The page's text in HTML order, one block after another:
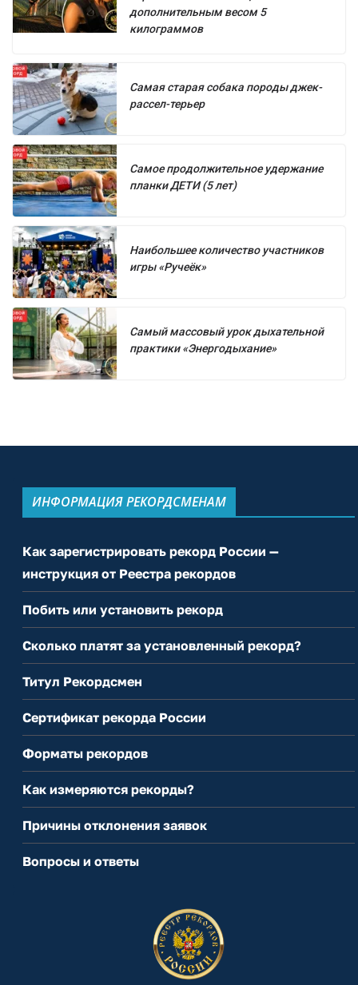
дополнительным весом 5
килограммов
Самая старая собака породы джек-
рассел-терьер
Самое продолжительное удержание
планки ДЕТИ (5 лет)
Наибольшее количество участников
игры «Ручеёк»
Самый массовый урок дыхательной
практики «Энергодыхание»
ИНФОРМАЦИЯ РЕКОРДСМЕНАМ
Как зарегистрировать рекорд России —
инструкция от Реестра рекордов
Побить или установить рекорд
Сколько платят за установленный рекорд?
Титул Рекордсмен
Сертификат рекорда России
Форматы рекордов
Как измеряются рекорды?
Причины отклонения заявок
Вопросы и ответы